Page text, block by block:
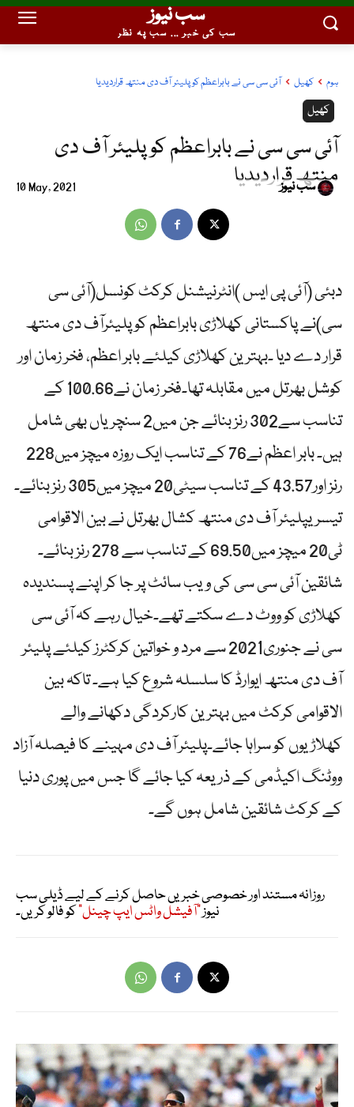
سب نیوز
سب کی خبر ... سب پہ نظر
ہوم کھیل آئی سی سی نے بابراعظم کو پلیئر آف دی منتھ قراردیدیا
کھیل
آئی سی سی نے بابراعظم کو پلیئر آف دی
منتھ قراردیدیا
10 May, 2021 سب نیوز
دبئی (آئی پی ایس )انٹرنیشنل کرکٹ کونسل(آئی سی
سی)نے پاکستانی کھلاڑی بابراعظم کو پلیئرآف دی منتھ
قرار دے دیا ۔بہترین کھلاڑی کیلئے بابر اعظم، فخر زمان اور
کوشل بھرتل میں مقابلہ تھا۔فخر زمان نے100.66 کے
تناسب سے302 رنز بنائے جن میں2 سنچریاں بھی شامل
ہیں۔ بابر اعظم نے76 کے تناسب ایک روزہ میچز میں228
رنز اور43.57 کے تناسب سیٹی20 میچز میں305 رنز بنائے۔
تیسریپلیئر آف دی منتھ کشال بھرتل نے بین الاقوامی
ٹی20 میچز میں69.50 کے تناسب سے 278 رنز بنائے۔
شائقین آئی سی سی کی ویب سائٹ پر جا کر اپنے پسندیدہ
کھلاڑی کو ووٹ دے سکتے تھے۔خیال رہے کہ آئی سی
سی نے جنوری2021 سے مرد و خواتین کرکٹرز کیلئے پلیئر
آف دی منتھ ایوارڈ کا سلسلہ شروع کیا ہے۔ تاکہ بین
الاقوامی کرکٹ میں بہترین کارکردگی دکھانے والے
کھلاڑیوں کو سراہا جائے۔پلیئر آف دی مہینے کا فیصلہ آزاد
ووٹنگ اکیڈمی کے ذریعہ کیا جائے گا جس میں پوری دنیا
کے کرکٹ شائقین شامل ہوں گے۔
روزانہ مستند اور خصوصی خبریں حاصل کرنے کے لیے ڈیلی سب
نیوز"آفیشل واٹس ایپ چینل"کو فالو کریں۔